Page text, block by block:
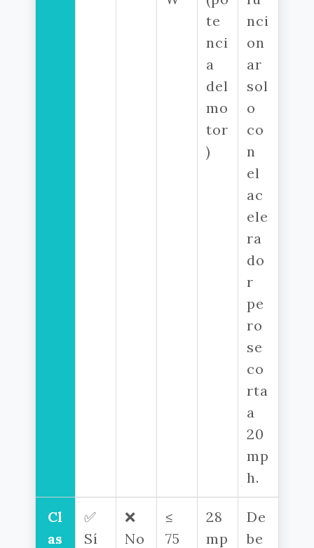
te
nci
a
del
mo
tor
)
nci
on
ar
sol
o
co
n
el
ac
ele
ra
do
r
pe
ro
se
co
rta
a
20
mp
h.
Cl
as
✅
Sí
❌
No
≤
75
28
mp
De
be